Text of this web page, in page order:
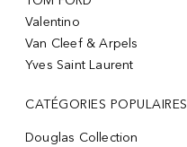
Valentino
Van Cleef & Arpels
Yves Saint Laurent
CATÉGORIES POPULAIRES
Douglas Collection